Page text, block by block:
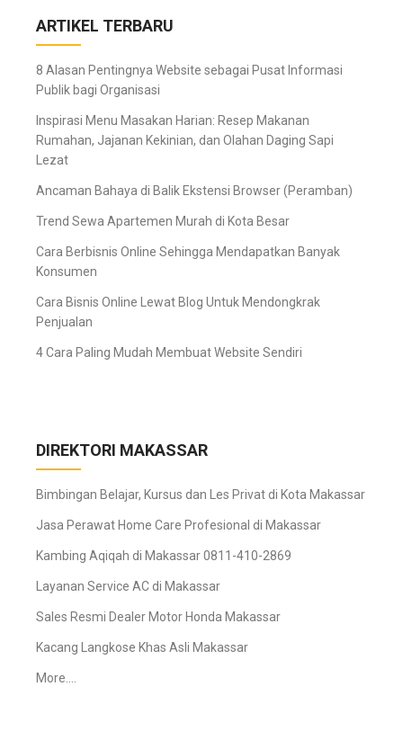
ARTIKEL TERBARU
8 Alasan Pentingnya Website sebagai Pusat Informasi
Publik bagi Organisasi
Inspirasi Menu Masakan Harian: Resep Makanan
Rumahan, Jajanan Kekinian, dan Olahan Daging Sapi
Lezat
Ancaman Bahaya di Balik Ekstensi Browser (Peramban)
Trend Sewa Apartemen Murah di Kota Besar
Cara Berbisnis Online Sehingga Mendapatkan Banyak
Konsumen
Cara Bisnis Online Lewat Blog Untuk Mendongkrak
Penjualan
4 Cara Paling Mudah Membuat Website Sendiri
DIREKTORI MAKASSAR
Bimbingan Belajar, Kursus dan Les Privat di Kota Makassar
Jasa Perawat Home Care Profesional di Makassar
Kambing Aqiqah di Makassar 0811-410-2869
Layanan Service AC di Makassar
Sales Resmi Dealer Motor Honda Makassar
Kacang Langkose Khas Asli Makassar
More….